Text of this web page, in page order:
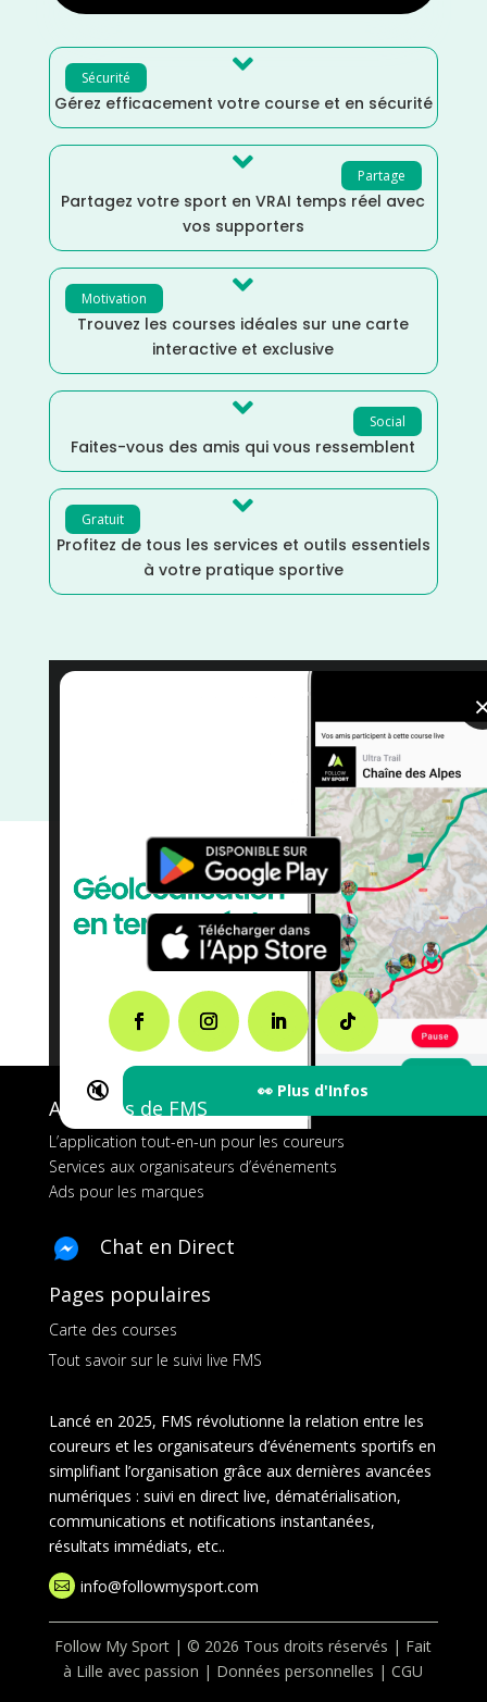
Sécurité 
Gérez efficacement votre course et en sécurité
Partage

Partagez votre sport en VRAI temps réel avec
vos supporters
Motivation 
Trouvez les courses idéales sur une carte
interactive et exclusive
Social

Faites-vous des amis qui vous ressemblent
Gratuit 
Profitez de tous les services et outils essentiels
à votre pratique sportive
🔇 👀 Plus d'Infos
Île de France/France/
Dénivelé Moyen
Dénivelé Faible/Décembre/
A propos de FMS
L’application tout-en-un pour les coureurs
Services aux organisateurs d’événements
Ads pour les marques
Chat en Direct
Pages populaires
Carte des courses
Tout savoir sur le suivi live FMS
Lancé en 2025, FMS révolutionne la relation entre les
coureurs et les organisateurs d’événements sportifs en
simplifiant l’organisation grâce aux dernières avancées
numériques : suivi en direct live, dématérialisation,
communications et notifications instantanées,
résultats immédiats, etc..
 info@followmysport.com
Follow My Sport | © 2026 Tous droits réservés | Fait
à Lille avec passion | Données personnelles |CGU